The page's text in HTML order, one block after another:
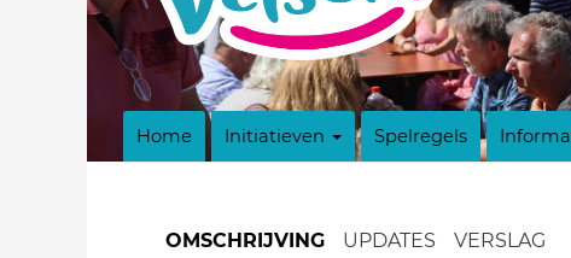
Home Initiatieven Spelregels
OMSCHRIJVING UPDATES VERSLAG